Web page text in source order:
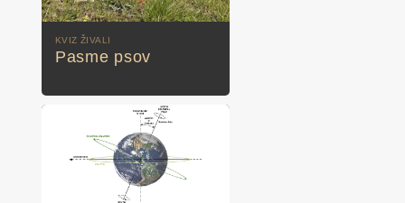
KVIZ ŽIVALI
Pasme psov